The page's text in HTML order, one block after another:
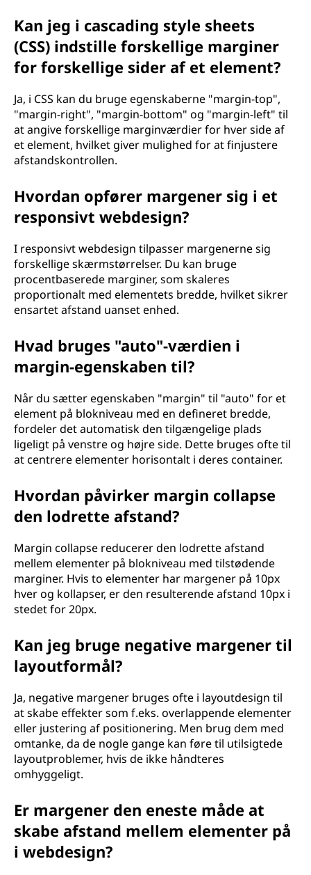
Kan jeg i cascading style sheets
(CSS) indstille forskellige marginer
for forskellige sider af et element?
Ja, i CSS kan du bruge egenskaberne "margin-top",
"margin-right", "margin-bottom" og "margin-left" til
at angive forskellige marginværdier for hver side af
et element, hvilket giver mulighed for at finjustere
afstandskontrollen.
Hvordan opfører margener sig i et
responsivt webdesign?
I responsivt webdesign tilpasser margenerne sig
forskellige skærmstørrelser. Du kan bruge
procentbaserede marginer, som skaleres
proportionalt med elementets bredde, hvilket sikrer
ensartet afstand uanset enhed.
Hvad bruges "auto"-værdien i
margin-egenskaben til?
Når du sætter egenskaben "margin" til "auto" for et
element på blokniveau med en defineret bredde,
fordeler det automatisk den tilgængelige plads
ligeligt på venstre og højre side. Dette bruges ofte til
at centrere elementer horisontalt i deres container.
Hvordan påvirker margin collapse
den lodrette afstand?
Margin collapse reducerer den lodrette afstand
mellem elementer på blokniveau med tilstødende
marginer. Hvis to elementer har margener på 10px
hver og kollapser, er den resulterende afstand 10px i
stedet for 20px.
Kan jeg bruge negative margener til
layoutformål?
Ja, negative margener bruges ofte i layoutdesign til
at skabe effekter som f.eks. overlappende elementer
eller justering af positionering. Men brug dem med
omtanke, da de nogle gange kan føre til utilsigtede
layoutproblemer, hvis de ikke håndteres
omhyggeligt.
Er margener den eneste måde at
skabe afstand mellem elementer på
i webdesign?